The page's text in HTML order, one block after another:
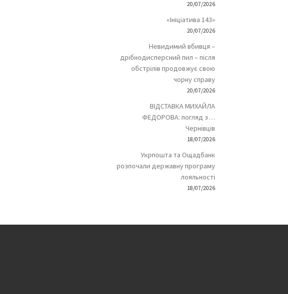
20/07/2026
«Ініціатива 143»
20/07/2026
Невидимий вбивця –
дрібнодисперсний пил – після
обстрілів продовжує свою
чорну справу
20/07/2026
ВІДСТАВКА МИХАЙЛА
ФЕДОРОВА: погляд з…
Чернівців
18/07/2026
Укрпошта та Ощадбанк
розпочали державну програму
лояльності
18/07/2026